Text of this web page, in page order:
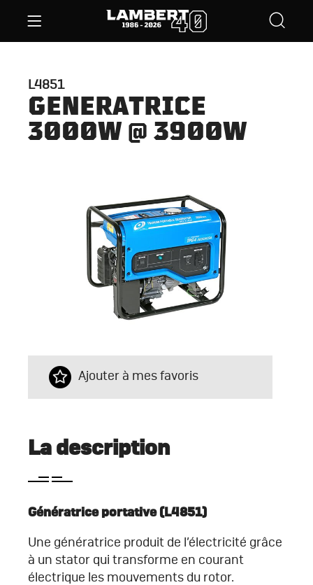
L4851
GENERATRICE
3000W @ 3900W
Ajouter à mes favoris
La description
Génératrice portative(L4851)
Une génératrice produit de l’électricité grâce
à un stator qui transforme en courant
électrique les mouvements du rotor.